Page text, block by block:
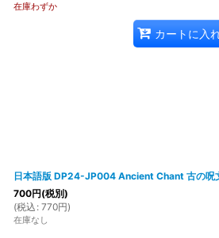
在庫わずか
カートに入
日本語版 DP24-JP004 Ancient Chant 古の呪
700円(税別)
(税込 : 770円)
在庫なし